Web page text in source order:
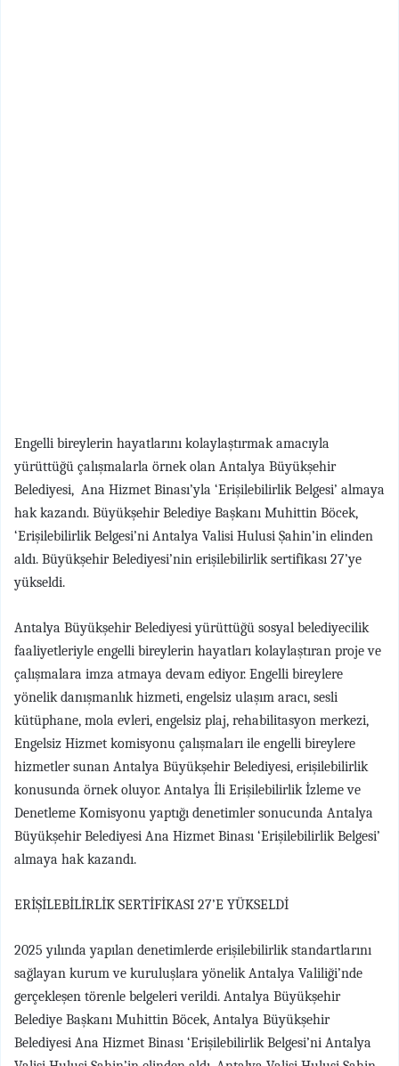
Engelli bireylerin hayatlarını kolaylaştırmak amacıyla
yürüttüğü çalışmalarla örnek olan Antalya Büyükşehir
Belediyesi, Ana Hizmet Binası’yla ‘Erişilebilirlik Belgesi’ almaya
hak kazandı. Büyükşehir Belediye Başkanı Muhittin Böcek,
‘Erişilebilirlik Belgesi’ni Antalya Valisi Hulusi Şahin’in elinden
aldı. Büyükşehir Belediyesi’nin erişilebilirlik sertifikası 27’ye
yükseldi.
Antalya Büyükşehir Belediyesi yürüttüğü sosyal belediyecilik
faaliyetleriyle engelli bireylerin hayatları kolaylaştıran proje ve
çalışmalara imza atmaya devam ediyor. Engelli bireylere
yönelik danışmanlık hizmeti, engelsiz ulaşım aracı, sesli
kütüphane, mola evleri, engelsiz plaj, rehabilitasyon merkezi,
Engelsiz Hizmet komisyonu çalışmaları ile engelli bireylere
hizmetler sunan Antalya Büyükşehir Belediyesi, erişilebilirlik
konusunda örnek oluyor. Antalya İli Erişilebilirlik İzleme ve
Denetleme Komisyonu yaptığı denetimler sonucunda Antalya
Büyükşehir Belediyesi Ana Hizmet Binası ‘Erişilebilirlik Belgesi’
almaya hak kazandı.
ERİŞİLEBİLİRLİK SERTİFİKASI 27’E YÜKSELDİ
2025 yılında yapılan denetimlerde erişilebilirlik standartlarını
sağlayan kurum ve kuruluşlara yönelik Antalya Valiliği’nde
gerçekleşen törenle belgeleri verildi. Antalya Büyükşehir
Belediye Başkanı Muhittin Böcek, Antalya Büyükşehir
Belediyesi Ana Hizmet Binası ‘Erişilebilirlik Belgesi’ni Antalya